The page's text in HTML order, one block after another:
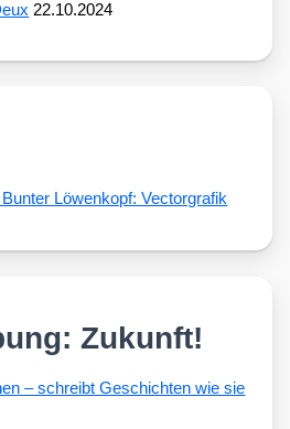
22.10.2024
Zukunft!
– schreibt Geschich­ten wie sie